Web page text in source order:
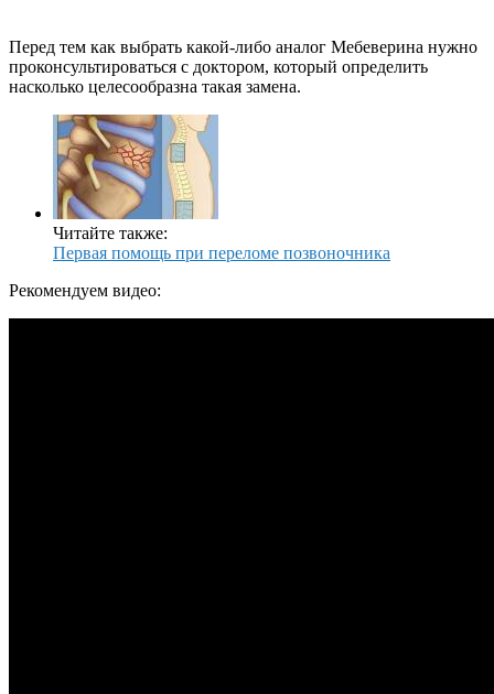
Перед тем как выбрать какой-либо аналог Мебеверина нужно
проконсультироваться с доктором, который определить
насколько целесообразна такая замена.
Читайте также:
Первая помощь при переломе позвоночника
Рекомендуем видео: